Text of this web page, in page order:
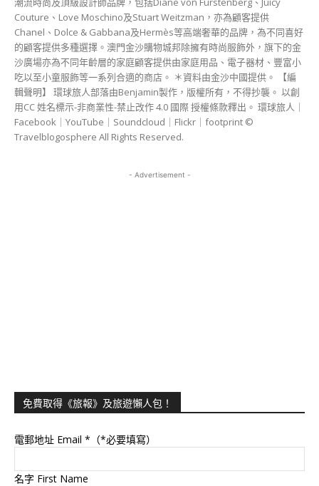
Couture、Love Moschino及Stuart Weitzman，亦為顧客提供
Chanel、Dolce & Gabbana及Hermès等高端奢華的品牌，為不同喜好
的顧客提供多種選擇。澳門金沙購物城邦除擁有時尚服飾外，旗下的金
沙廣場亦為不同年齡層的家庭顧客提供由家庭用品、電子器材、豐富小
吃以至小童服飾等一系列合適的商店。 ＊資料由金沙中國提供。 【編
輯聲明】 環球旅人部落由Benjamin製作，版權所有，不得抄襲。 以創
用CC 姓名標示-非商業性-禁止改作 4.0 國際 授權條款釋出。 環球旅人｜
Facebook｜YouTube｜Soundcloud｜Flickr｜footprint ©
Travelblogosphere All Rights Reserved.
- Advertisement -
免費取得《旅報》及旅遊懶人包！
電郵地址 Email *（*必要填寫）
名字 First Name